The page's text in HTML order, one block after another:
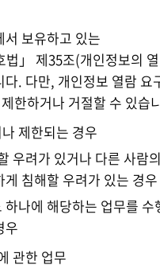
보유하고 있는
」 제35조(개인정보의
. 다만, 개인정보 열람 요
한하거나 거절할 수 있습
제한되는 경우
우려가 있거나 다른 사람
침해할 우려가 있는 경우
나에 해당하는 업무를 수
우
관한 업무